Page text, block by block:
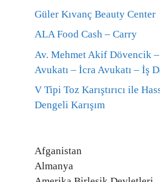
Güler Kıvanç Beauty Center
ALA Food Cash – Carry
Av. Mehmet Akif Dövencik –
Avukatı – İcra Avukatı – İş
V Tipi Toz Karıştırıcı ile
Dengeli Karışım
Afganistan
Almanya